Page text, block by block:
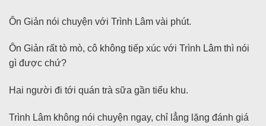
Ôn Giản nói chuyện với Trình Lâm vài phút.
Ôn Giản rất tò mò, cô không tiếp xúc với Trình Lâm thì nói
gì được chứ?
Hai người đi tới quán trà sữa gần tiểu khu.
Trình Lâm không nói chuyện ngay, chỉ lẳng lặng đánh giá